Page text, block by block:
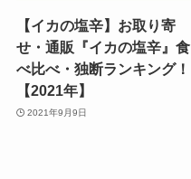
【イカの塩辛】お取り寄
せ・通販『イカの塩辛』食
べ比べ・独断ランキング！
【2021年】
2021年9月9日